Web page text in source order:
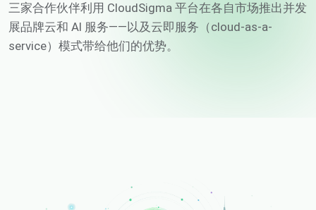
三家合作伙伴利用 CloudSigma 平台在各自市场推出并发
展品牌云和 AI 服务——以及云即服务（cloud-as-a-
service）模式带给他们的优势。